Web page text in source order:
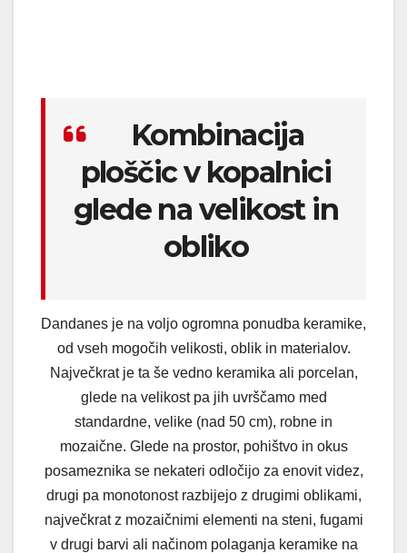
Kombinacija
ploščic v kopalnici
glede na velikost in
obliko
Dandanes je na voljo ogromna ponudba keramike,
od vseh mogočih velikosti, oblik in materialov.
Največkrat je ta še vedno keramika ali porcelan,
glede na velikost pa jih uvrščamo med
standardne, velike (nad 50 cm), robne in
mozaične. Glede na prostor, pohištvo in okus
posameznika se nekateri odločijo za enovit videz,
drugi pa monotonost razbijejo z drugimi oblikami,
največkrat z mozaičnimi elementi na steni, fugami
v drugi barvi ali načinom polaganja keramike na